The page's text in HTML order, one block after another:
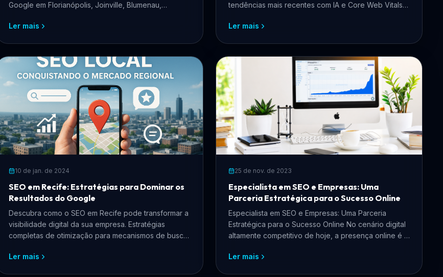
Google em Florianópolis, Joinville, Blumenau,
Ler mais
tendências mais recentes com IA e Core Web Vitals,
Google.
Ler mais
10 de jan. de 2024
SEO em Recife: Estratégias para Dominar os
Resultados do Google
Descubra como o SEO em Recife pode transformar a
visibilidade digital da sua empresa. Estratégias
completas de otimização para mecanismos de busca,
pernambucanos.
Ler mais
25 de nov. de 2023
Especialista em SEO e Empresas: Uma
Parceria Estratégica para o Sucesso Online
Especialista em SEO e Empresas: Uma Parceria
Estratégica para o Sucesso Online No cenário digital
altamente competitivo de hoje, a presença online é a
Ler mais